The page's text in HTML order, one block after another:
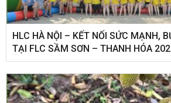
HLC HÀ NỘI – KẾT NỐI SỨC MẠNH,
TẠI FLC SẦM SƠN – THANH HÓA